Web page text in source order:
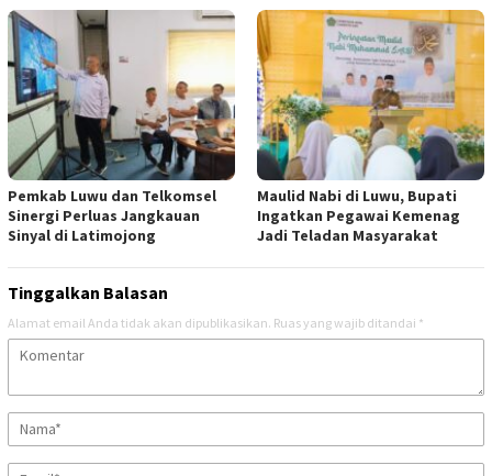
Pemkab Luwu dan Telkomsel
Sinergi Perluas Jangkauan
Sinyal di Latimojong
Maulid Nabi di Luwu, Bupati
Ingatkan Pegawai Kemenag
Jadi Teladan Masyarakat
Tinggalkan Balasan
Alamat email Anda tidak akan dipublikasikan. Ruas yang wajib ditandai *